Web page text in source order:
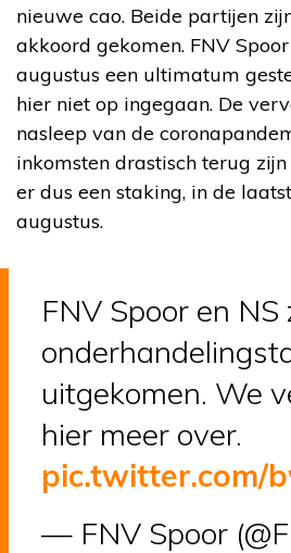
nieuwe cao. Beide partijen
akkoord gekomen. FNV
augustus een ultimatum
hier niet op ingegaan. De
nasleep van de
inkomsten drastisch terug
er dus een staking, in de
augustus.
FNV Spoor en
uitgekomen. We
hier meer over.
pic.twitter.com/
— FNV Spoor